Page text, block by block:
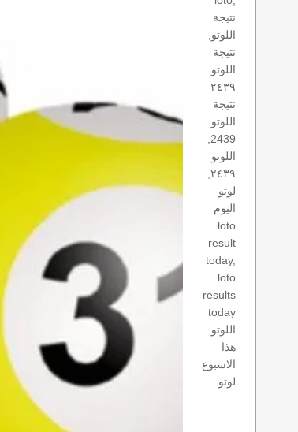
نتيجة
اللوتو,
نتيجة
اللوتو
٢٤٣٩
نتيجة
اللوتو
اللوتو
٢٤٣٩,
لوتو
اليوم
loto
result
today,
loto
results
today
اللوتو
هذا
الاسبوع
لوتو